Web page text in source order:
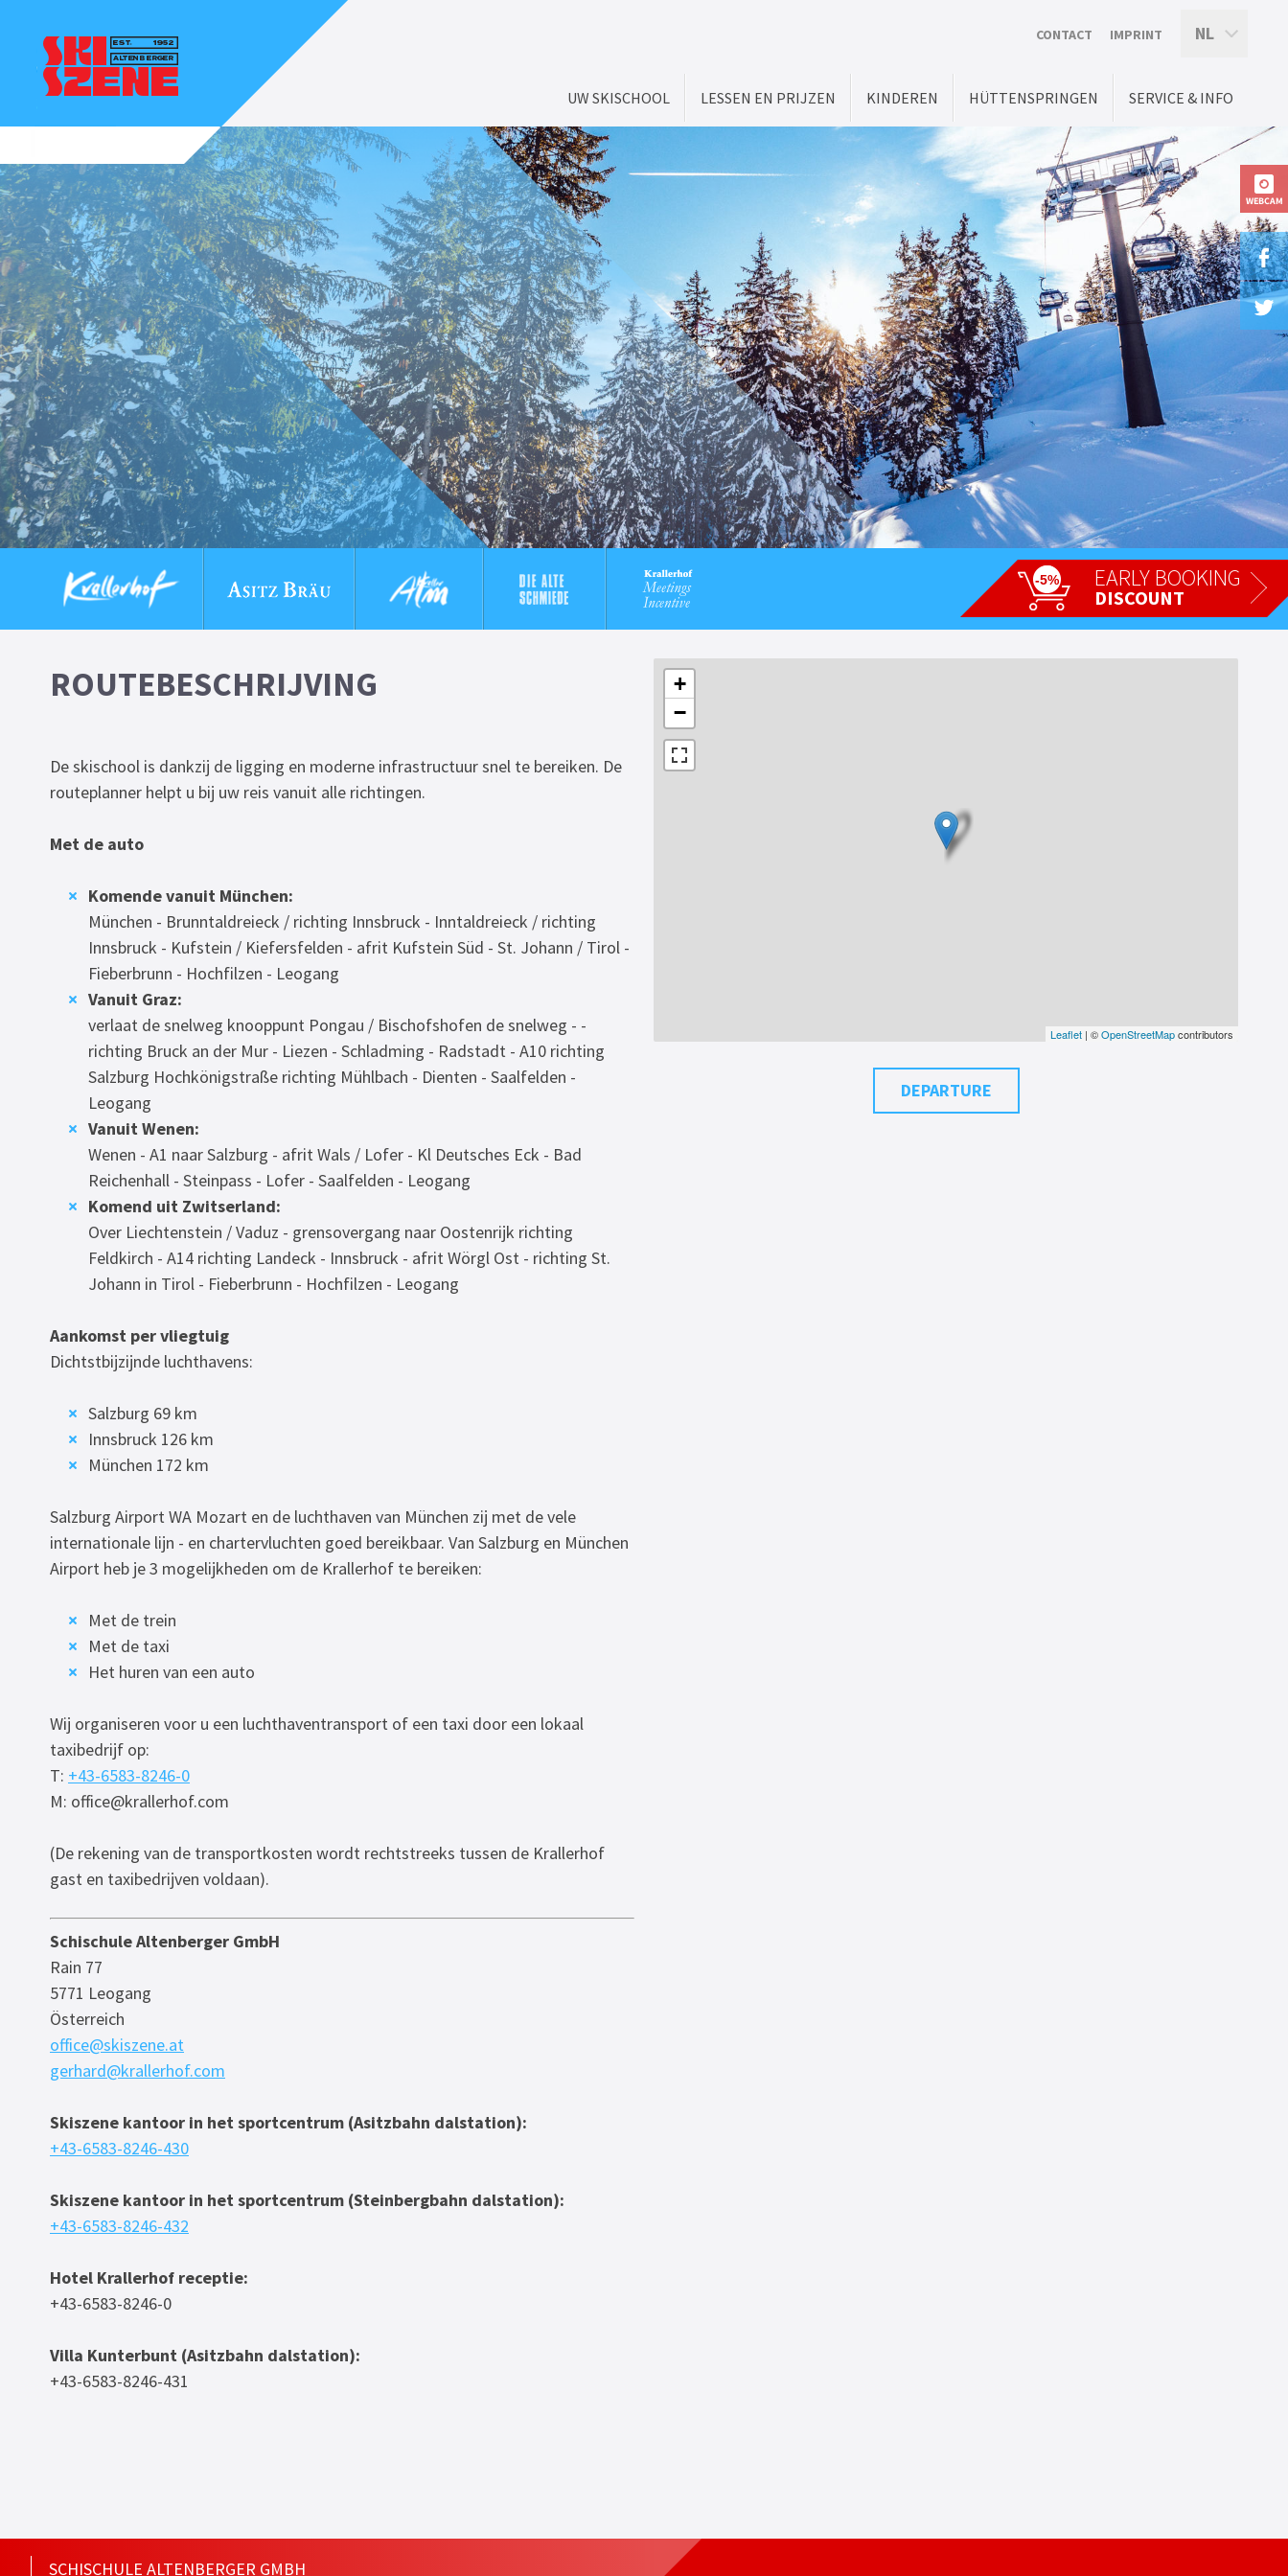
UW SKISCHOOL LESSEN EN PRIJZEN KINDEREN HÜTTENSPRINGEN SERVICE & INFO
CONTACT IMPRINT NL
-5% EARLY BOOKING
DISCOUNT
ROUTEBESCHRIJVING
De skischool is dankzij de ligging en moderne infrastructuur snel te bereiken. De
routeplanner helpt u bij uw reis vanuit alle richtingen.
Met de auto
Komende vanuit München:
München - Brunntaldreieck / richting Innsbruck - Inntaldreieck / richting
Innsbruck - Kufstein / Kiefersfelden - afrit Kufstein Süd - St. Johann / Tirol -
Fieberbrunn - Hochfilzen - Leogang
Vanuit Graz:
verlaat de snelweg knooppunt Pongau / Bischofshofen de snelweg - -
richting Bruck an der Mur - Liezen - Schladming - Radstadt - A10 richting
Salzburg Hochkönigstraße richting Mühlbach - Dienten - Saalfelden -
Leogang
Vanuit Wenen:
Wenen - A1 naar Salzburg - afrit Wals / Lofer - Kl Deutsches Eck - Bad
Reichenhall - Steinpass - Lofer - Saalfelden - Leogang
Komend uit Zwitserland:
Over Liechtenstein / Vaduz - grensovergang naar Oostenrijk richting
Feldkirch - A14 richting Landeck - Innsbruck - afrit Wörgl Ost - richting St.
Johann in Tirol - Fieberbrunn - Hochfilzen - Leogang
Aankomst per vliegtuig
Dichtstbijzijnde luchthavens:
Salzburg 69 km
Innsbruck 126 km
München 172 km
Salzburg Airport WA Mozart en de luchthaven van München zij met de vele
internationale lijn - en chartervluchten goed bereikbaar. Van Salzburg en München
Airport heb je 3 mogelijkheden om de Krallerhof te bereiken:
Met de trein
Met de taxi
Het huren van een auto
Wij organiseren voor u een luchthaventransport of een taxi door een lokaal
taxibedrijf op:
T: +43-6583-8246-0
M: office@krallerhof.com
(De rekening van de transportkosten wordt rechtstreeks tussen de Krallerhof
gast en taxibedrijven voldaan).
Schischule Altenberger GmbH
Rain 77
5771 Leogang
Österreich
office@skiszene.at
gerhard@krallerhof.com
Skiszene kantoor in het sportcentrum (Asitzbahn dalstation):
+43-6583-8246-430
Skiszene kantoor in het sportcentrum (Steinbergbahn dalstation):
+43-6583-8246-432
Hotel Krallerhof receptie:
+43-6583-8246-0
Villa Kunterbunt (Asitzbahn dalstation):
+43-6583-8246-431
+
−
Leaflet | ©OpenStreetMapcontributors
DEPARTURE
SCHISCHULE ALTENBERGER GMBH